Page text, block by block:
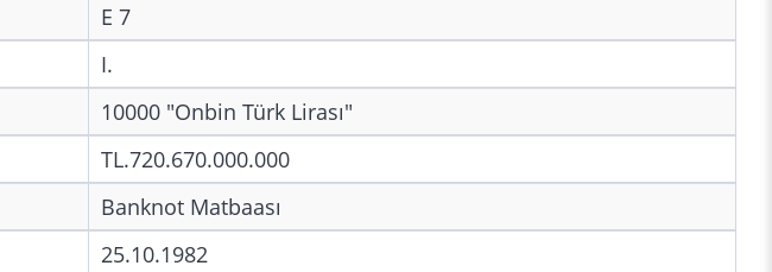
E 7
I.
10000 "Onbin Türk Lirası"
TL.720.670.000.000
Banknot Matbaası
25.10.1982